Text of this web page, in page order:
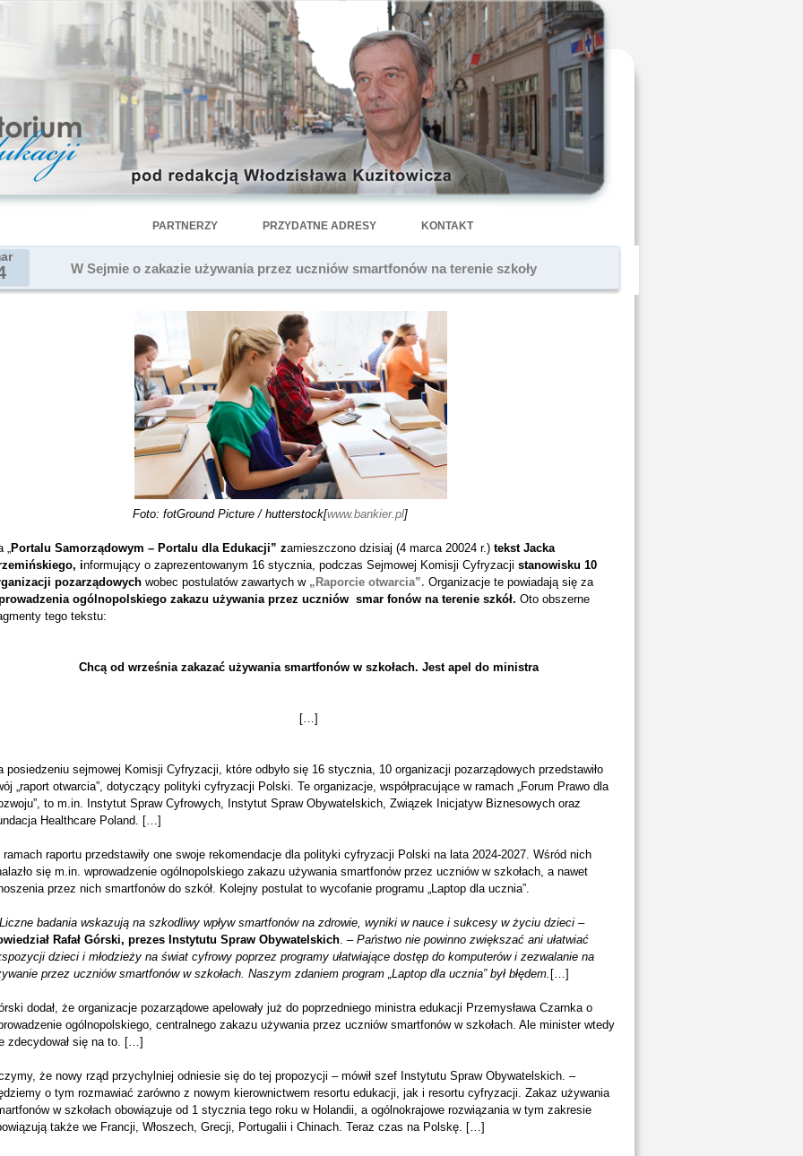
PARTNERZY PRZYDATNE ADRESY KONTAKT
W Sejmie o zakazie używania przez uczniów smartfonów na terenie szkoły
Foto: fotGround Picture / hutterstock[www.bankier.pl]
„Portalu Samorządowym – Portalu dla Edukacji” zamieszczono dzisiaj (4 marca 20024 r.)tekst Jacka
informujący o zaprezentowanym 16 stycznia, podczas Sejmowej Komisji Cyfryzacji stanowisku 10
pozarządowychwobec postulatów zawartych w „Raporcie otwarcia”. Organizacje te powiadają się za
ogólnopolskiego zakazu używania przez uczniów smar fonów na terenie szkół. Oto obszerne
tego tekstu:
Chcą od września zakazać używania smartfonów w szkołach. Jest apel do ministra
[…]
posiedzeniu sejmowej Komisji Cyfryzacji, które odbyło się 16 stycznia, 10 organizacji pozarządowych przedstawiło
„raport otwarcia”, dotyczący polityki cyfryzacji Polski. Te organizacje, współpracujące w ramach „Forum Prawo dla
to m.in. Instytut Spraw Cyfrowych, Instytut Spraw Obywatelskich, Związek Inicjatyw Biznesowych oraz
Healthcare Poland. […]
ramach raportu przedstawiły one swoje rekomendacje dla polityki cyfryzacji Polski na lata 2024-2027. Wśród nich
się m.in. wprowadzenie ogólnopolskiego zakazu używania smartfonów przez uczniów w szkołach, a nawet
przez nich smartfonów do szkół. Kolejny postulat to wycofanie programu „Laptop dla ucznia”.
badania wskazują na szkodliwy wpływ smartfonów na zdrowie, wyniki w nauce i sukcesy w życiu dzieci–
Rafał Górski, prezes Instytutu Spraw Obywatelskich. – Państwo nie powinno zwiększać ani ułatwiać
dzieci i młodzieży na świat cyfrowy poprzez programy ułatwiające dostęp do komputerów i zezwalanie na
przez uczniów smartfonów w szkołach. Naszym zdaniem program „Laptop dla ucznia” był błędem. […]
dodał, że organizacje pozarządowe apelowały już do poprzedniego ministra edukacji Przemysława Czarnka o
ogólnopolskiego, centralnego zakazu używania przez uczniów smartfonów w szkołach. Ale minister wtedy
zdecydował się na to. […]
że nowy rząd przychylniej odniesie się do tej propozycji – mówił szef Instytutu Spraw Obywatelskich. –
o tym rozmawiać zarówno z nowym kierownictwem resortu edukacji, jak i resortu cyfryzacji. Zakaz używania
w szkołach obowiązuje od 1 stycznia tego roku w Holandii, a ogólnokrajowe rozwiązania w tym zakresie
także we Francji, Włoszech, Grecji, Portugalii i Chinach. Teraz czas na Polskę. […]